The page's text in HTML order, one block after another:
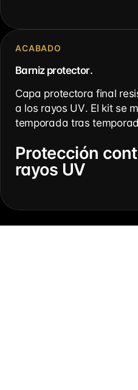
ACABADO
Barniz protector.
Capa protectora final
a los rayos UV. El kit se
temporada tras
Protección
rayos UV